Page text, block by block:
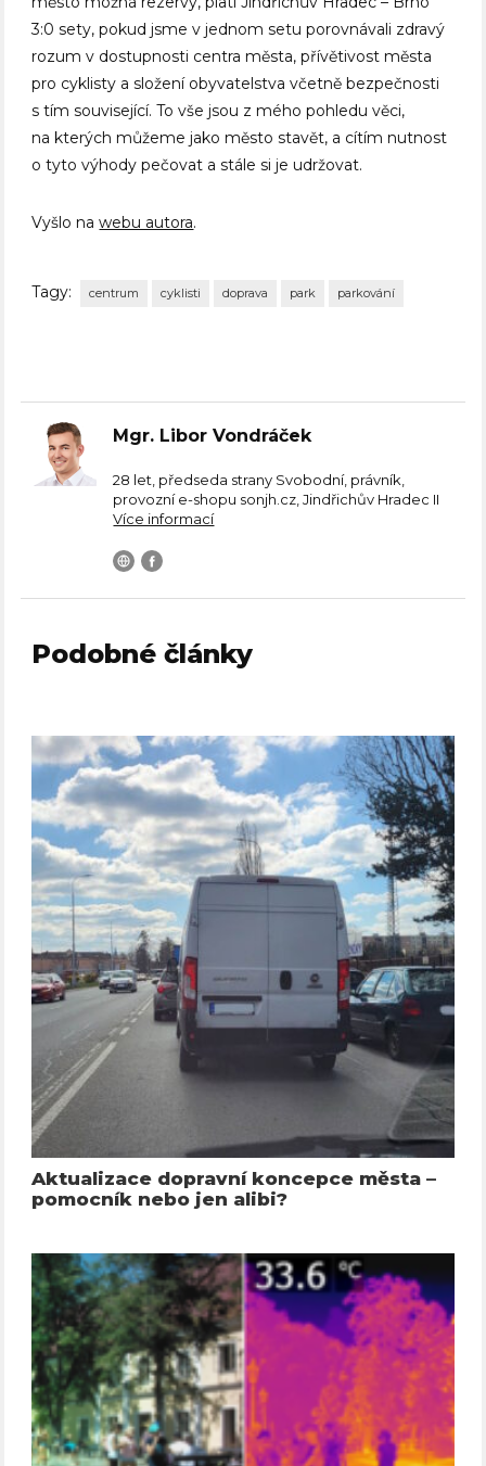
3:0 sety, pokud jsme v jednom setu porovnávali zdravý
rozum v dostupnosti centra města, přívětivost města
pro cyklisty a složení obyvatelstva včetně bezpečnosti
s tím související. To vše jsou z mého pohledu věci,
na kterých můžeme jako město stavět, a cítím nutnost
o tyto výhody pečovat a stále si je udržovat.
Vyšlo nawebu autora.
Tagy: centrum cyklisti doprava park parkování
Mgr. Libor Vondráček
28 let, předseda strany Svobodní, právník,
provozní e-shopu sonjh.cz, Jindřichův Hradec II
Více informací
Podobné články
Aktualizace dopravní koncepce města –
pomocník nebo jen alibi?